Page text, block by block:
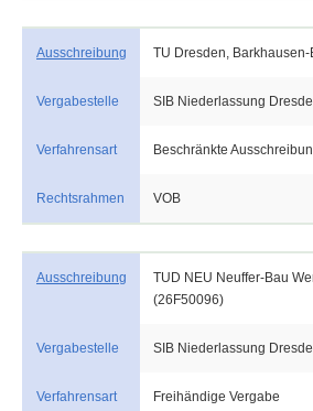
Ausschreibung TU Dresden,
Vergabestelle SIB Niederlassung
Verfahrensart Beschränkte
Rechtsrahmen VOB
Ausschreibung
TUD NEU Neuffer-Bau
(26F50096)
Vergabestelle SIB Niederlassung
Verfahrensart Freihändige Vergabe